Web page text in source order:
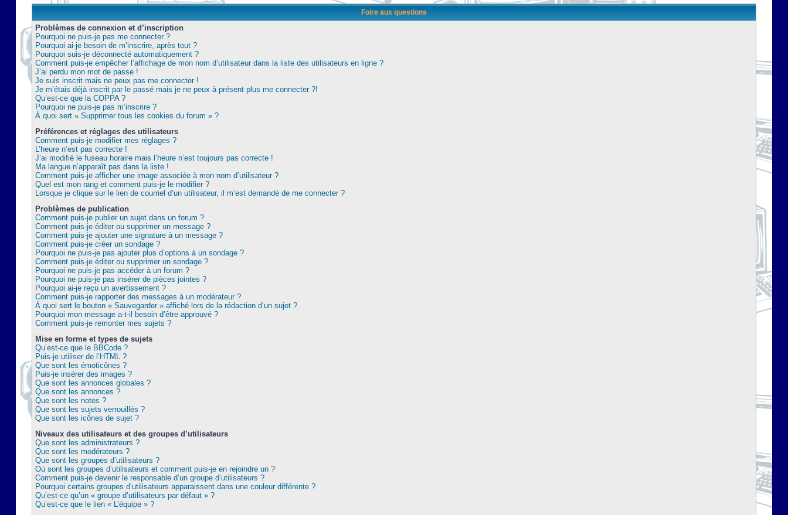
Foire aux questions
Problèmes de connexion et d’inscription
Pourquoi ne puis-je pas me connecter ?
Pourquoi ai-je besoin de m’inscrire, après tout ?
Pourquoi suis-je déconnecté automatiquement ?
Comment puis-je empêcher l’affichage de mon nom d’utilisateur dans la liste des utilisateurs en ligne ?
J’ai perdu mon mot de passe !
Je suis inscrit mais ne peux pas me connecter !
Je m’étais déjà inscrit par le passé mais je ne peux à présent plus me connecter ?!
Qu’est-ce que la COPPA ?
Pourquoi ne puis-je pas m’inscrire ?
À quoi sert « Supprimer tous les cookies du forum » ?
Préférences et réglages des utilisateurs
Comment puis-je modifier mes réglages ?
L’heure n’est pas correcte !
J’ai modifié le fuseau horaire mais l’heure n’est toujours pas correcte !
Ma langue n’apparaît pas dans la liste !
Comment puis-je afficher une image associée à mon nom d’utilisateur ?
Quel est mon rang et comment puis-je le modifier ?
Lorsque je clique sur le lien de courriel d’un utilisateur, il m’est demandé de me connecter ?
Problèmes de publication
Comment puis-je publier un sujet dans un forum ?
Comment puis-je éditer ou supprimer un message ?
Comment puis-je ajouter une signature à un message ?
Comment puis-je créer un sondage ?
Pourquoi ne puis-je pas ajouter plus d’options à un sondage ?
Comment puis-je éditer ou supprimer un sondage ?
Pourquoi ne puis-je pas accéder à un forum ?
Pourquoi ne puis-je pas insérer de pièces jointes ?
Pourquoi ai-je reçu un avertissement ?
Comment puis-je rapporter des messages à un modérateur ?
À quoi sert le bouton « Sauvegarder » affiché lors de la rédaction d’un sujet ?
Pourquoi mon message a-t-il besoin d’être approuvé ?
Comment puis-je remonter mes sujets ?
Mise en forme et types de sujets
Qu’est-ce que le BBCode ?
Puis-je utiliser de l’HTML ?
Que sont les émoticônes ?
Puis-je insérer des images ?
Que sont les annonces globales ?
Que sont les annonces ?
Que sont les notes ?
Que sont les sujets verrouillés ?
Que sont les icônes de sujet ?
Niveaux des utilisateurs et des groupes d’utilisateurs
Que sont les administrateurs ?
Que sont les modérateurs ?
Que sont les groupes d’utilisateurs ?
Où sont les groupes d’utilisateurs et comment puis-je en rejoindre un ?
Comment puis-je devenir le responsable d’un groupe d’utilisateurs ?
Pourquoi certains groupes d’utilisateurs apparaissent dans une couleur différente ?
Qu’est-ce qu’un « groupe d’utilisateurs par défaut » ?
Qu’est-ce que le lien « L’équipe » ?